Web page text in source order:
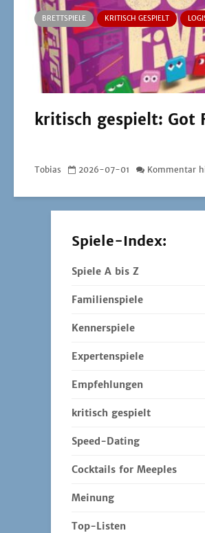
BRETTSPIELE KRITISCH GESPIELT
kritisch gespielt: Got
Tobias 2026-07-01 Kommentar
Spiele-Index:
Spiele A bis Z
Familienspiele
Kennerspiele
Expertenspiele
Empfehlungen
kritisch gespielt
Speed-Dating
Cocktails for Meeples
Meinung
Top-Listen